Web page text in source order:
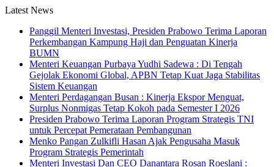
Latest News
Panggil Menteri Investasi, Presiden Prabowo Terima Laporan
Perkembangan Kampung Haji dan Penguatan Kinerja
BUMN
Menteri Keuangan Purbaya Yudhi Sadewa : Di Tengah
Gejolak Ekonomi Global, APBN Tetap Kuat Jaga Stabilitas
Sistem Keuangan
Menteri Perdagangan Busan : Kinerja Ekspor Menguat,
Surplus Nonmigas Tetap Kokoh pada Semester I 2026
Presiden Prabowo Terima Laporan Program Strategis TNI
untuk Percepat Pemerataan Pembangunan
Menko Pangan Zulkifli Hasan Ajak Pengusaha Masuk
Program Strategis Pemerintah
Menteri Investasi Dan CEO Danantara Rosan Roeslani :